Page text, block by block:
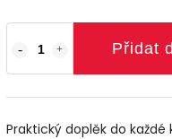
Přidat
Praktický doplěk do každé